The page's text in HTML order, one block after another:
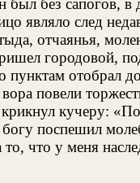
был без сапогов, в
являло след
отчаянья,
городовой,
пунктам отобрал
повели
кучеру:
поспешил
то, что у меня